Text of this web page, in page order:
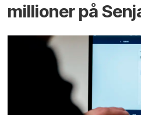
millioner på